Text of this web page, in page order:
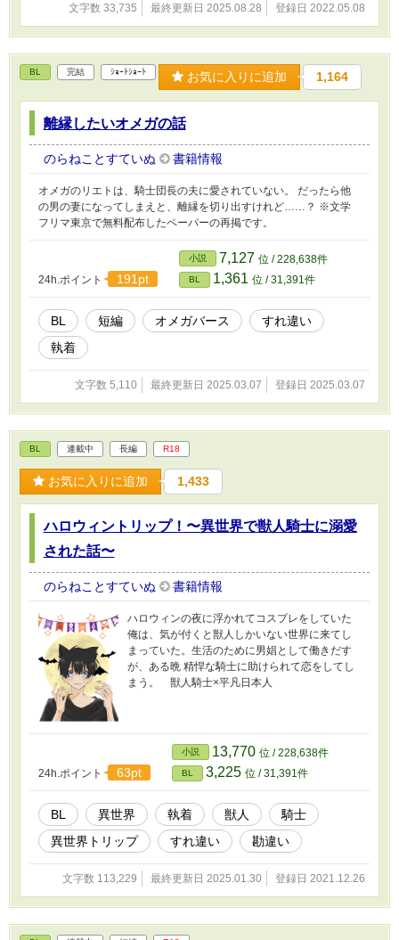
文字数 33,735 最終更新日 2025.08.28 登録日 2022.05.08
BL 完結 ｼｮｰﾄｼｮｰﾄ お気に入りに追加 1,164
離縁したいオメガの話
のらねことすていぬ 書籍情報
オメガのリエトは、騎士団長の夫に愛されていない。 だったら他
の男の妻になってしまえと、離縁を切り出すけれど……？ ※文学
フリマ東京で無料配布したペーパーの再掲です。
24h.ポイント 191pt
小説 7,127 位 / 228,638件
BL 1,361 位 / 31,391件
BL 短編 オメガバース
すれ違い
執着
文字数 5,110 最終更新日 2025.03.07 登録日 2025.03.07
BL 連載中 長編 R18
お気に入りに追加 1,433
ハロウィントリップ！〜異世界で獣人騎士に溺愛
された話〜
のらねことすていぬ 書籍情報
ハロウィンの夜に浮かれてコスプレをしていた
俺は、気が付くと獣人しかいない世界に来てし
まっていた。生活のために男娼として働きだす
が、ある晩 精悍な騎士に助けられて恋をしてし
まう。 獣人騎士×平凡日本人
24h.ポイント 63pt
小説 13,770 位 / 228,638件
BL 3,225 位 / 31,391件
BL 異世界 執着 獣人
騎士
異世界トリップ
すれ違い 勘違い
文字数 113,229 最終更新日 2025.01.30 登録日 2021.12.26